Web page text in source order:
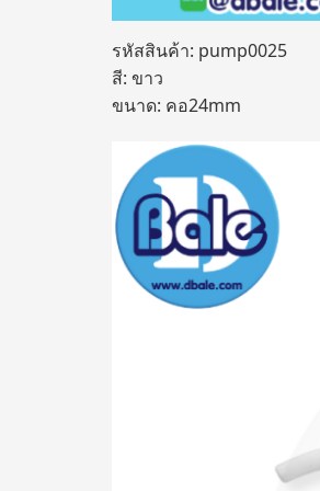
รหัสสินค้า: pump0025
สี: ขาว
ขนาด: คอ24mm